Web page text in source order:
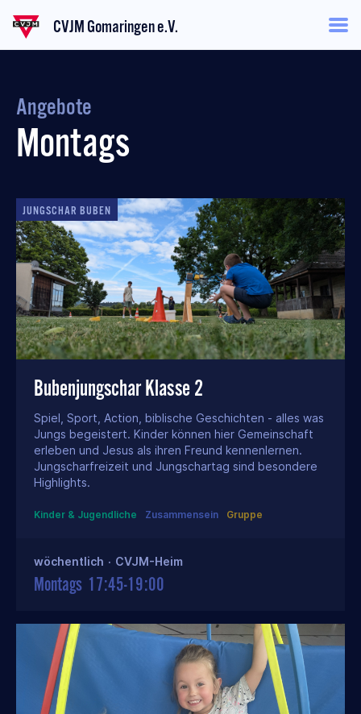
CVJM Gomaringen e.V.
Angebote
Montags
Bubenjungschar Klasse 2
Spiel, Sport, Action, biblische Geschichten - alles was
Jungs begeistert. Kinder können hier Gemeinschaft
erleben und Jesus als ihren Freund kennenlernen.
Jungscharfreizeit und Jungschartag sind besondere
Highlights.
Kinder & Jugendliche Zusammensein Gruppe
JUNGSCHAR BUBEN
wöchentlich · CVJM-Heim
Montags 17:45-19:00